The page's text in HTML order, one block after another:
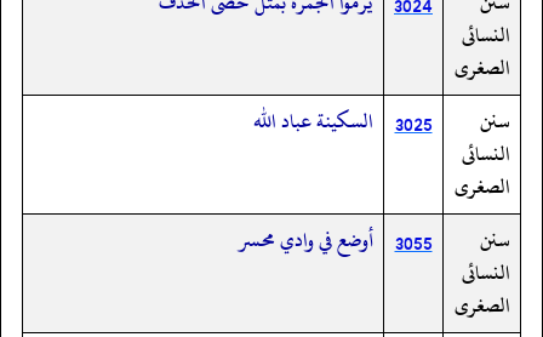
النسائى
الصغرى
سنن
النسائى
الصغرى
3025 السكينة عباد الله
سنن
النسائى
الصغرى
3055 أوضع في وادي محسر